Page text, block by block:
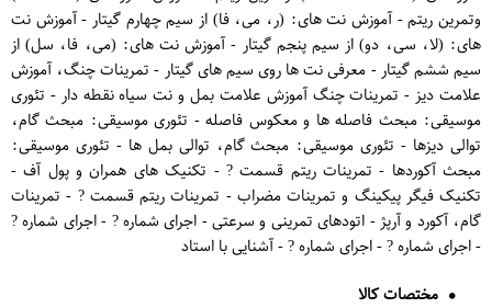
وتمرین ریتم - آموزش نت های: (ر، می، فا) از سیم چهارم گیتار - آموزش نت
های: (لا، سی، دو) از سیم پنجم گیتار - آموزش نت های: (می، فا، سل) از
سیم ششم گیتار - معرفی نت ها روی سیم های گیتار - تمرینات چنگ، آموزش
علامت دیز - تمرینات چنگ آموزش علامت بمل و نت سیاه نقطه دار - تئوری
موسیقی: مبحث فاصله ها و معکوس فاصله - تئوری موسیقی: مبحث گام،
توالی دیزها - تئوری موسیقی: مبحث گام، توالی بمل ها - تئوری موسیقی:
مبحث آکوردها - تمرینات ریتم قسمت ? - تکنیک های همران و پول آف -
تکنیک فیگر پیکینگ و تمرینات مضراب - تمرینات ریتم قسمت ? - تمرینات
گام، آکورد و آرپژ - اتودهای تمرینی و سرعتی - اجرای شماره ? - اجرای شماره ?
- اجرای شماره ? - اجرای شماره ? - آشنایی با استاد
مختصات کالا